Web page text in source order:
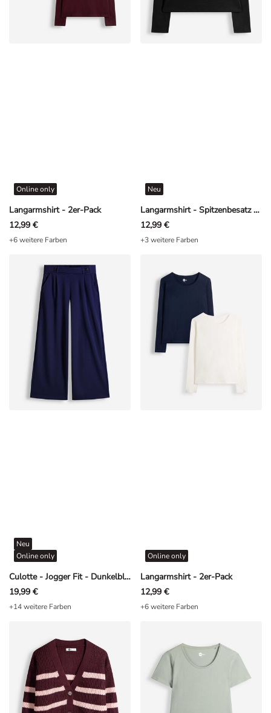
Langarmshirt - 2er-Pack
Online only
12,99 €
+6 weitere Farben
Langarmshirt - Spitzenbesatz - Schwarz
Neu
12,99 €
+3 weitere Farben
Culotte - Jogger Fit - Dunkelblau
Neu
Online only
19,99 €
+14 weitere Farben
Langarmshirt - 2er-Pack
Online only
12,99 €
+6 weitere Farben